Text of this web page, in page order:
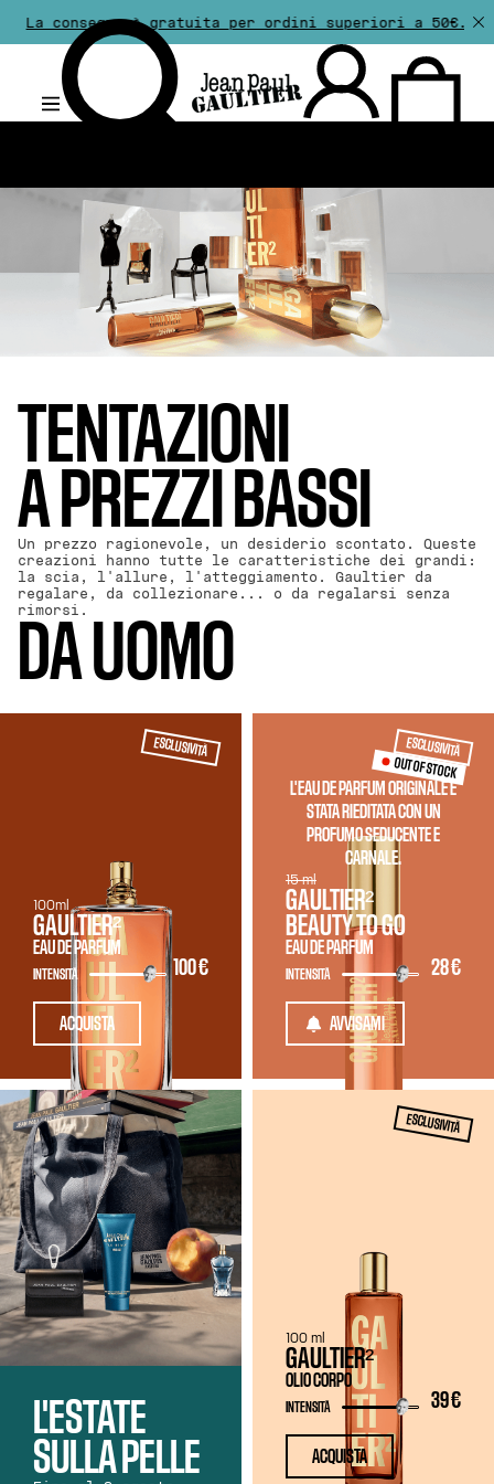
è gratuita per ordini superiori a 50€. Il reso è
TENTAZIONI
A PREZZI BASSI
Un prezzo ragionevole, un desiderio scontato. Queste
creazioni hanno tutte le caratteristiche dei grandi:
la scia, l'allure, l'atteggiamento. Gaultier da
regalare, da collezionare... o da regalarsi senza
rimorsi.
DA UOMO
ESCLUSIVITÀ
GAULTIER²
EAU DE PARFUM
100 €
INTENSITÀ
100ml
ACQUISTA
ESCLUSIVITÀ
OUT OF STOCK
L'EAU DE PARFUM ORIGINALE È
STATA RIEDITATA CON UN
PROFUMO SEDUCENTE E
CARNALE.
GAULTIER²
BEAUTY TO GO
EAU DE PARFUM
28 €
INTENSITÀ
15 ml
AVVISAMI
L'ESTATE
SULLA PELLE
ESCLUSIVITÀ
GAULTIER²
OLIO CORPO
39 €
INTENSITÀ
100 ml
ACQUISTA